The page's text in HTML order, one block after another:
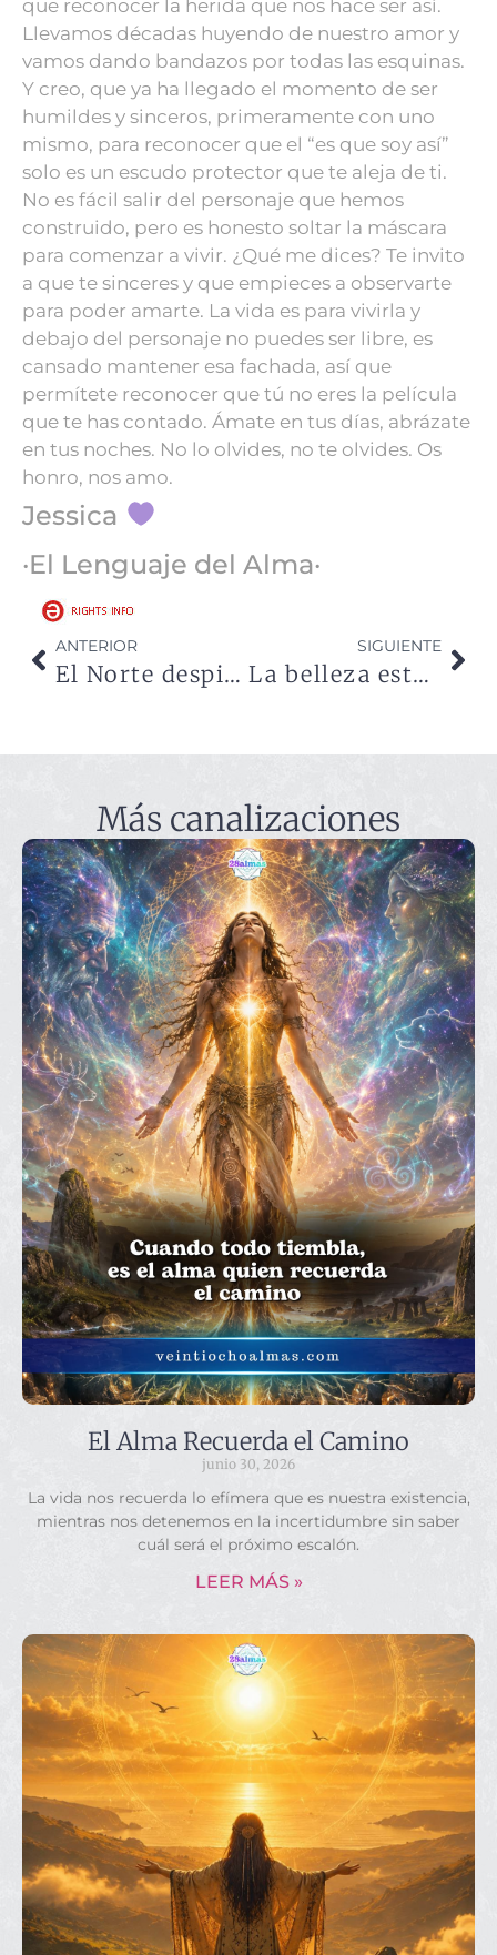
que reconocer la herida que nos hace ser así.
Llevamos décadas huyendo de nuestro amor y
vamos dando bandazos por todas las esquinas.
Y creo, que ya ha llegado el momento de ser
humildes y sinceros, primeramente con uno
mismo, para reconocer que el “es que soy así”
solo es un escudo protector que te aleja de ti.
No es fácil salir del personaje que hemos
construido, pero es honesto soltar la máscara
para comenzar a vivir. ¿Qué me dices? Te invito
a que te sinceres y que empieces a observarte
para poder amarte. La vida es para vivirla y
debajo del personaje no puedes ser libre, es
cansado mantener esa fachada, así que
permítete reconocer que tú no eres la película
que te has contado. Ámate en tus días, abrázate
en tus noches. No lo olvides, no te olvides. Os
honro, nos amo.
Jessica
·El Lenguaje del Alma·
ANTERIOR
El Norte despierta
SIGUIENTE
La belleza está allí donde el amor pueda descansar
Más canalizaciones
El Alma Recuerda el Camino
junio 30, 2026
La vida nos recuerda lo efímera que es nuestra existencia,
mientras nos detenemos en la incertidumbre sin saber
cuál será el próximo escalón.
LEER MÁS »